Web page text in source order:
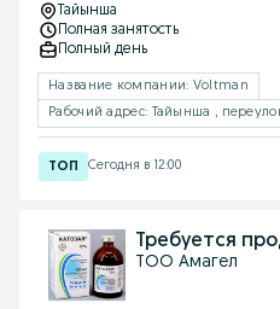
Тайынша
Полная занятость
Полный день
Название компании: Voltman
Рабочий адрес: Тайынша ,
Сегодня в 12:00
Требуется
ТОО Амагел